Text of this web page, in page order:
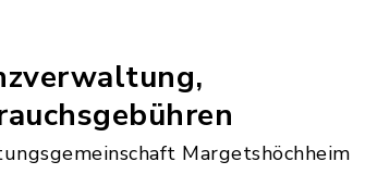
Margetshöchheim